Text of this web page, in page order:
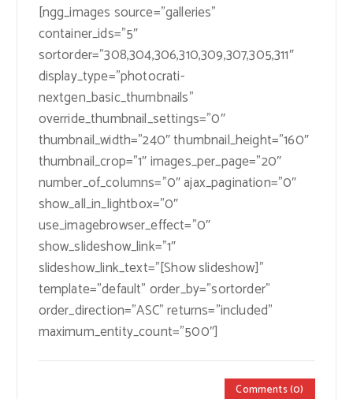
[ngg_images source=”galleries”
container_ids=”5″
sortorder=”308,304,306,310,309,307,305,311″
display_type=”photocrati-
nextgen_basic_thumbnails”
override_thumbnail_settings=”0″
thumbnail_width=”240″ thumbnail_height=”160″
thumbnail_crop=”1″ images_per_page=”20″
number_of_columns=”0″ ajax_pagination=”0″
show_all_in_lightbox=”0″
use_imagebrowser_effect=”0″
show_slideshow_link=”1″
slideshow_link_text=”[Show slideshow]”
template=”default” order_by=”sortorder”
order_direction=”ASC” returns=”included”
maximum_entity_count=”500″]
Comments (0)